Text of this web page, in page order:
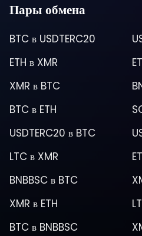
Пары обмена
BTC в USDTERC20
ETH в XMR
XMR в BTC
BTC в ETH
USDTERC20 в BTC
LTC в XMR
BNBBSC в BTC
XMR в ETH
BTC в BNBBSC